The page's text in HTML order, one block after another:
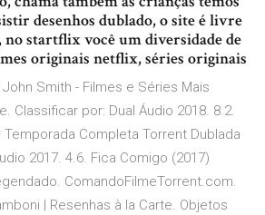
desenhos dublado, o site é livre
no startflix você um diversidade de
originais netflix, séries originais
Smith - Filmes e Séries Mais
Classificar por: Dual Áudio 2018. 8.2.
Completa Torrent Dublada
2017. 4.6. Fica Comigo (2017)
ComandoFilmeTorrent.com.
| Resenhas à la Carte. Objetos